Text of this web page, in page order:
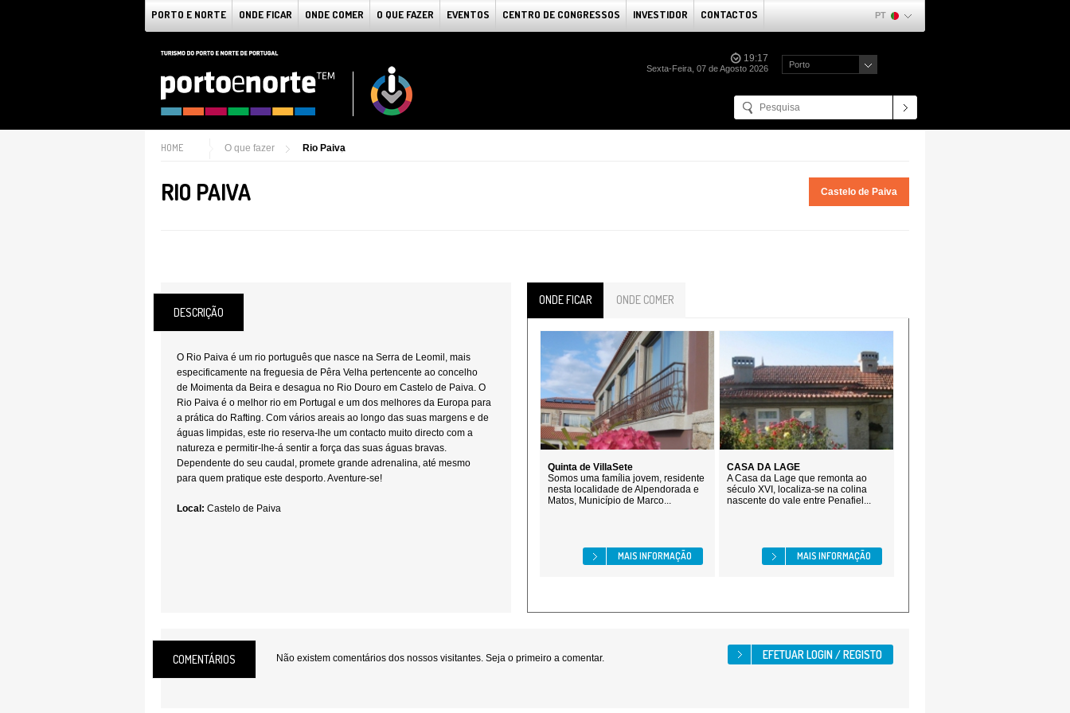
PORTO E NORTE ONDE FICAR ONDE COMER O QUE FAZER EVENTOS CENTRO DE CONGRESSOS INVESTIDOR CONTACTOS PT
19:17
Sexta-Feira, 07 de Agosto 2026 Porto
HOME O que fazer Rio Paiva
RIO PAIVA Castelo de Paiva
DESCRIÇÃO
O Rio Paiva é um rio português que nasce na Serra de Leomil, mais
especificamente na freguesia de Pêra Velha pertencente ao concelho
de Moimenta da Beira e desagua no Rio Douro em Castelo de Paiva. O
Rio Paiva é o melhor rio em Portugal e um dos melhores da Europa para
a prática do Rafting. Com vários areais ao longo das suas margens e de
águas limpidas, este rio reserva-lhe um contacto muito directo com a
natureza e permitir-lhe-á sentir a força das suas águas bravas.
Dependente do seu caudal, promete grande adrenalina, até mesmo
para quem pratique este desporto. Aventure-se!
Local: Castelo de Paiva
ONDE FICAR ONDE COMER
Quinta de VillaSete
Somos uma família jovem, residente
nesta localidade de Alpendorada e
Matos, Município de Marco...
MAIS INFORMAÇÃO
CASA DA LAGE
A Casa da Lage que remonta ao
século XVI, localiza-se na colina
nascente do vale entre Penafiel...
MAIS INFORMAÇÃO
COMENTÁRIOS Não existem comentários dos nossos visitantes. Seja o primeiro a comentar.